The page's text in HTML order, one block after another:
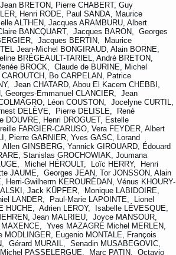
BRETON, Pierre CHABERT, Guy
Henri RODE, Paul SANDA, Maurice
ALTHEN, Jacques ARAMBURU, Albert
BANCQUART, Jacques BARON, Georges
Jacques BERTIN, Maurice
Jean-Michel BONGIRAUD, Alain BORNE,
BRÉGEAULT-TARIEL, André BRETON,
BROCK, Claude de BURINE, Michel
Bo CARPELAN, Patrice
Jean CHATARD, Abou El Kacem CHEBBI,
Georges-Emmanuel CLANCIER, Jean
Léon COUSTON, Jocelyne CURTIL,
DELÈVE, Pierre DELISLE, René
DOUVRE, Henri DROGUET, Estelle
FARGIER-CARUSO, Vera FEYDER, Albert
Pierre GARNIER, Yves GASC, Lorand
GINSBERG, Yannick GIROUARD, Édouard
Stanislas GROCHOWIAK, Joumana
Michel HÉROULT, Loïc HERRY, Henri
JAUME, Georges JEAN, Tor JONSSON, Alain
Gwilherm KEROURÉDAN, Vénus KHOURY-
Jack KÜPFER, Monique LABIDOIRE,
LANDER, Paul-Marie LAPOINTE, Lionel
HUCHE, Adrien LEROY, Isabelle LÉVESQUE,
Jean MALRIEU, Joyce MANSOUR,
Yves MAZAGRE Michel MERLEN,
Eugenio MONTALE, François
Gérard MURAIL, Senadin MUSABEGOVIC,
PASSELERGUE, Marc PATIN, Octavio